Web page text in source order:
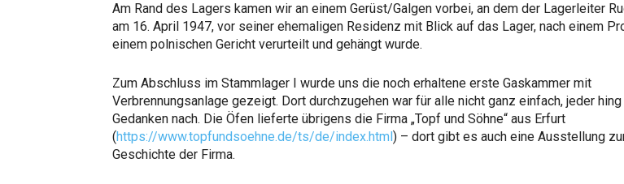
Am Rand des Lagers kamen wir an einem Gerüst/Galgen vorbei, an dem der Lagerleiter
am 16. April 1947, vor seiner ehemaligen Residenz mit Blick auf das Lager, nach einem
einem polnischen Gericht verurteilt und gehängt wurde.
Zum Abschluss im Stammlager I wurde uns die noch erhaltene erste Gaskammer mit
Verbrennungsanlage gezeigt. Dort durchzugehen war für alle nicht ganz einfach, jeder
Gedanken nach. Die Öfen lieferte übrigens die Firma „Topf und Söhne“ aus Erfurt
(https://www.topfundsoehne.de/ts/de/index.html) – dort gibt es auch eine Ausstellung
Geschichte der Firma.